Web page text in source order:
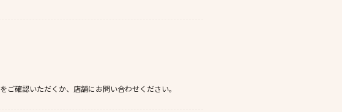
確認いただくか、店舗にお問い合わせください。